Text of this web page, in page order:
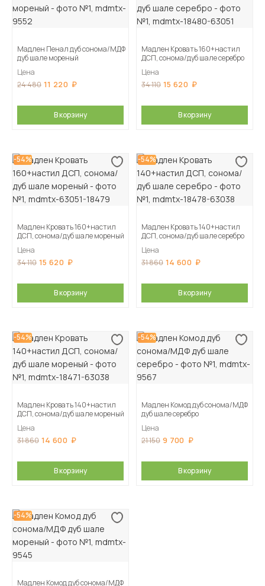
Мадлен Пенал дуб сонома/МДФ
дуб шале мореный
Цена
24 480 11 220
В корзину
Мадлен Кровать 160+настил
ДСП, сонома/дуб шале серебро
Цена
34 110 15 620
В корзину
-54%
Мадлен Кровать 160+настил
ДСП, сонома/дуб шале мореный
Цена
34 110 15 620
В корзину
-54%
Мадлен Кровать 140+настил
ДСП, сонома/дуб шале серебро
Цена
31 860 14 600
В корзину
-54%
Мадлен Кровать 140+настил
ДСП, сонома/дуб шале мореный
Цена
31 860 14 600
В корзину
-54%
Мадлен Комод дуб сонома/МДФ
дуб шале серебро
Цена
21 150 9 700
В корзину
-54%
Мадлен Комод дуб сонома/МДФ